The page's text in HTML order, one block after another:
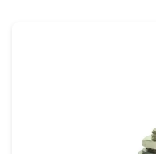
SWITCH. Peut être
d'applications où un
montage sur
résistance à
nécessaire,